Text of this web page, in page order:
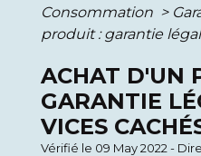
Consommation >
produit : garantie
ACHAT D'UN
GARANTIE
VICES
Vérifié le 09 May 2022 -